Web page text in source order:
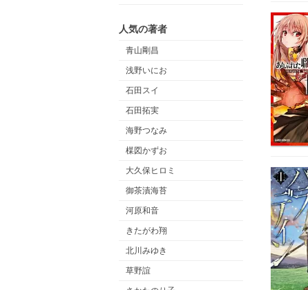
人気の著者
青山剛昌
浅野いにお
石田スイ
石田拓実
海野つなみ
楳図かずお
大久保ヒロミ
御茶漬海苔
河原和音
きたがわ翔
北川みゆき
草野誼